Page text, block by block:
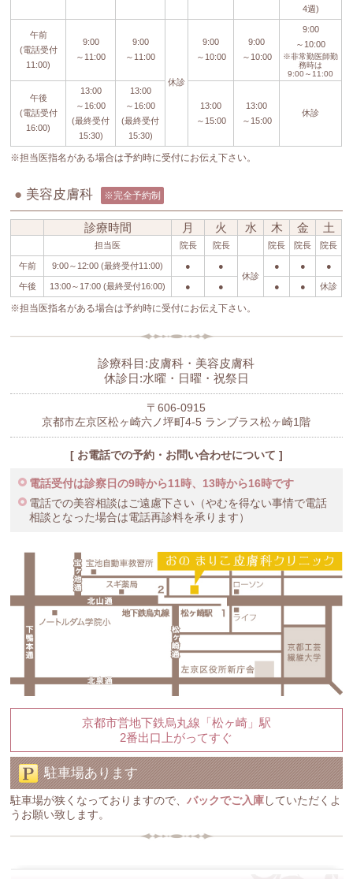
4週)
午前
(電話受付
11:00)
9:00
～11:00
9:00
～11:00
休診
9:00
～10:00
9:00
～10:00
9:00
～10:00
※非常勤医師勤
務時は
9:00～11:00
午後
(電話受付
16:00)
13:00
～16:00
(最終受付
15:30)
13:00
～16:00
(最終受付
15:30)
13:00
～15:00
13:00
～15:00
休診
※担当医指名がある場合は予約時に受付にお伝え下さい。
● 美容皮膚科 ※完全予約制
診療時間 月 火 水 木 金 土
担当医 院長 院長 院長 院長 院長
午前 9:00～12:00 (最終受付11:00) ●
●
休診
● ● ●
午後 13:00～17:00 (最終受付16:00) ● ● ● ● 休診
※担当医指名がある場合は予約時に受付にお伝え下さい。
診療科目:皮膚科・美容皮膚科
休診日:水曜・日曜・祝祭日
〒606-0915
京都市左京区松ヶ崎六ノ坪町4-5 ランブラス松ヶ崎1階
[ お電話での予約・お問い合わせについて ]
電話受付は診察日の9時から11時、13時から16時です
電話での美容相談はご遠慮下さい（やむを得ない事情で電話
相談となった場合は電話再診料を承ります）
京都市営地下鉄烏丸線「松ヶ崎」駅
2番出口上がってすぐ
駐車場あります
駐車場が狭くなっておりますので、バックでご入庫していただくよ
うお願い致します。